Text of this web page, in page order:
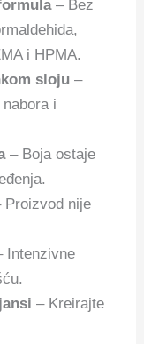
– Bez
i HPMA.
sloju –
i
– Boja ostaje
Proizvod nije
Intenzivne
– Kreirajte